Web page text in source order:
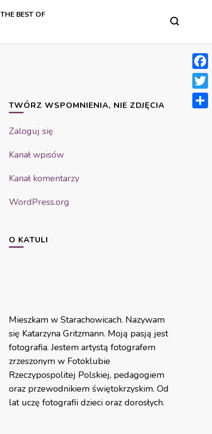
THE BEST OF
TWÓRZ WSPOMNIENIA, NIE ZDJĘCIA
Zaloguj się
Kanał wpisów
Kanał komentarzy
WordPress.org
O KATULI
Mieszkam w Starachowicach. Nazywam
się Katarzyna Gritzmann. Moją pasją jest
fotografia. Jestem artystą fotografem
zrzeszonym w Fotoklubie
Rzeczypospolitej Polskiej, pedagogiem
oraz przewodnikiem świętokrzyskim. Od
lat uczę fotografii dzieci oraz dorosłych.